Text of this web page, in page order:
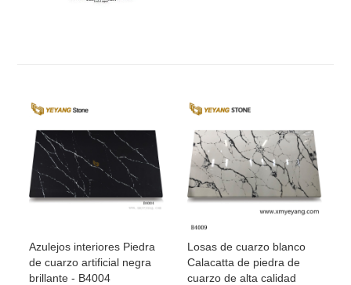
Azulejos interiores Piedra
de cuarzo artificial negra
brillante - B4004
Losas de cuarzo blanco
Calacatta de piedra de
cuarzo de alta calidad